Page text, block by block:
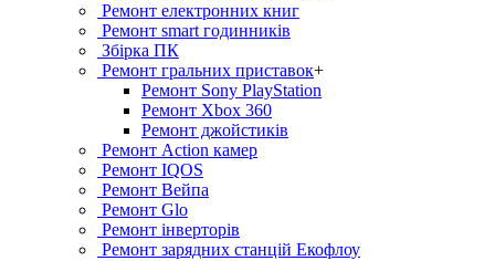
Ремонт електронних книг
Ремонт smart годинників
Збірка ПК
Ремонт гральних приставок+
Ремонт Sony PlayStation
Ремонт Xbox 360
Ремонт джойстиків
Ремонт Action камер
Ремонт IQOS
Ремонт Вейпа
Ремонт Glo
Ремонт інверторів
Ремонт зарядних станцій Екофлоу